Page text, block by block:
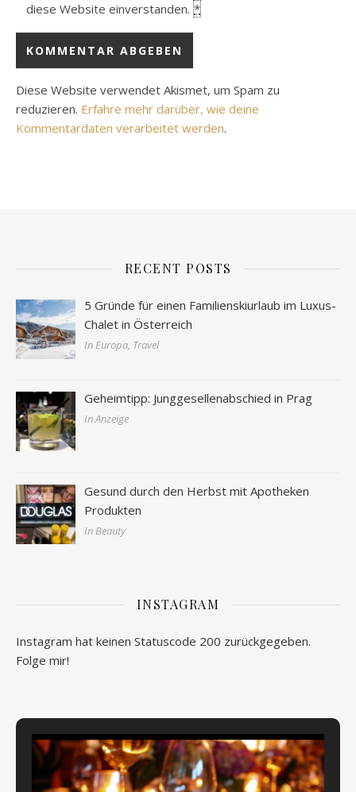
diese Website einverstanden. *
Diese Website verwendet Akismet, um Spam zu
reduzieren. Erfahre mehr darüber, wie deine
Kommentardaten verarbeitet werden.
RECENT POSTS
5 Gründe für einen Familienskiurlaub im Luxus-
Chalet in Österreich
In Europa, Travel
Geheimtipp: Junggesellenabschied in Prag
In Anzeige
Gesund durch den Herbst mit Apotheken
Produkten
In Beauty
INSTAGRAM
Instagram hat keinen Statuscode 200 zurückgegeben.
Folge mir!